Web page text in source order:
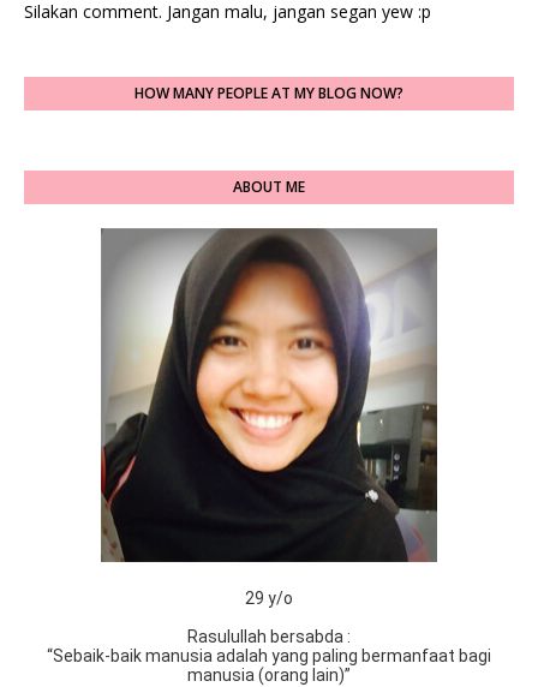
Silakan comment. Jangan malu, jangan segan yew :p
HOW MANY PEOPLE AT MY BLOG NOW?
ABOUT ME
29 y/o
Rasulullah bersabda :
“Sebaik-baik manusia adalah yang paling bermanfaat bagi
manusia (orang lain)”